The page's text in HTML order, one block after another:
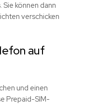
können dann
verschicken
auf
und einen
Prepaid-SIM-